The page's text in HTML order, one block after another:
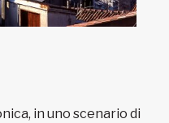
in uno scenario di